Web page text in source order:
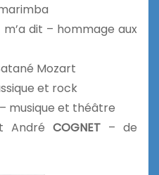
dit – hommage aux
Mozart
et rock
musique et théâtre
COGNET – de